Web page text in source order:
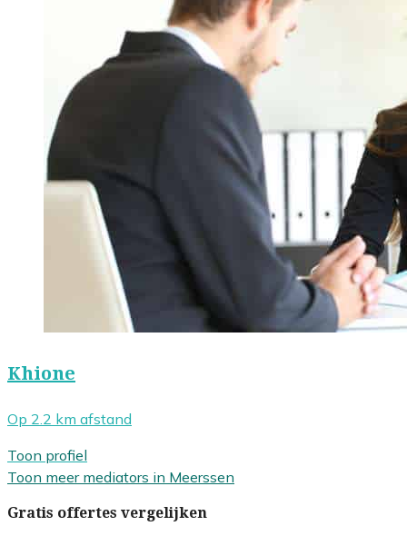
Khione
Op 2.2 km afstand
Toon profiel
Toon meer mediators in Meerssen
Gratis offertes vergelijken